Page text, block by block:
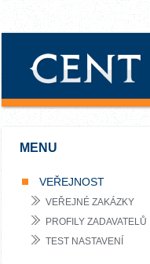
MENU
VEŘEJNOST
VEŘEJNÉ ZAKÁZKY
PROFILY ZADAVATELŮ
TEST NASTAVENÍ